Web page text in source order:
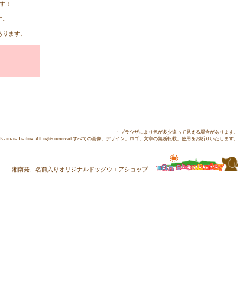
！
ます。
・ブラウザにより色が多少違って見える場合があります。
All rights reserved.すべての画像、デザイン、ロゴ、文章の無断転載、使用をお断りいたします。
湘南発、名前入りオリジナルドッグウエアショップ